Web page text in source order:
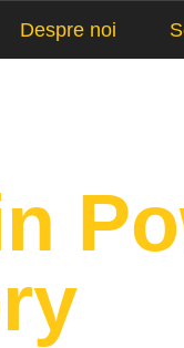
Despre noi